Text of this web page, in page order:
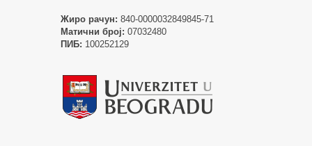
Жиро рачун: 840-0000032849845-71
Матични број: 07032480
ПИБ: 100252129